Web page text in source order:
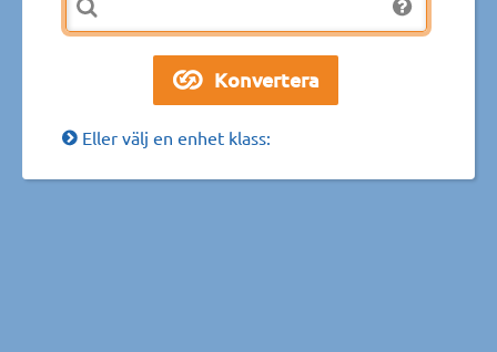
Eller välj en enhet klass: